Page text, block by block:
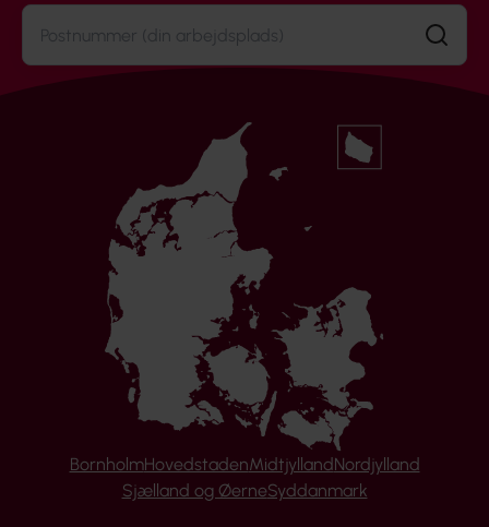
Søg
BornholmHovedstadenMidtjyllandNordjylland
Sjælland og ØerneSyddanmark